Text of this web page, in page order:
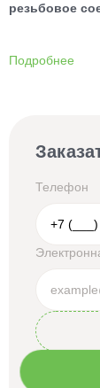
резьбовое
Подробнее
Телефон